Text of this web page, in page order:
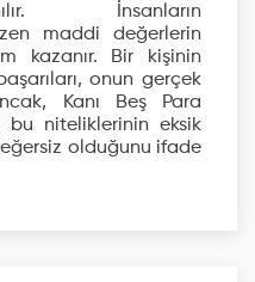
İnsanların
maddi değerlerin
kazanır. Bir kişinin
onun gerçek
Kanı Beş Para
bu niteliklerinin eksik
olduğunu ifade